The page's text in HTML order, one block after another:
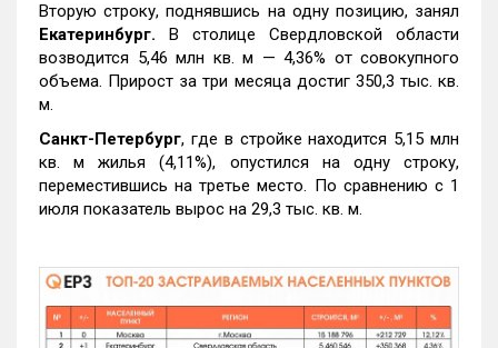
Вторую строку, поднявшись на одну позицию, занял
Екатеринбург. В столице Свердловской области
возводится 5,46 млн кв. м — 4,36% от совокупного
объема. Прирост за три месяца достиг 350,3 тыс. кв.
м.
Санкт-Петербург, где в стройке находится 5,15 млн
кв. м жилья (4,11%), опустился на одну строку,
переместившись на третье место. По сравнению с 1
июля показатель вырос на 29,3 тыс. кв. м.